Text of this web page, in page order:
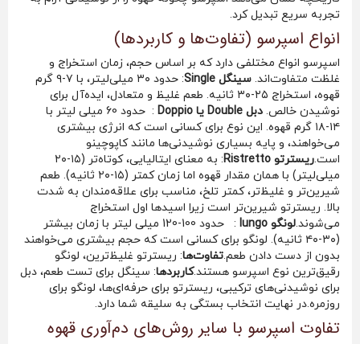
تجربه سریع تبدیل کرد.
انواع اسپرسو (تفاوت‌ها و کاربردها)
اسپرسو انواع مختلفی دارد که بر اساس حجم، زمان استخراج و
غلظت متفاوت‌اند. سینگل Single
: حدود ۳۰ میلی‌لیتر، با ۷-۹ گرم
قهوه، استخراج ۲۵-۳۰ ثانیه. طعم غلیظ و متعادل، ایده‌آل برای
نوشیدن خالص. دبل Double یا Doppio
: حدود 60 میلی لیتر با
۱۴-۱۸ گرم قهوه. این نوع برای کسانی است که انرژی بیشتری
می‌خواهند، و پایه بسیاری نوشیدنی‌ها مانند کاپوچینو
است.ریسترتو Ristretto
: به معنای ایتالیایی، کوتاه‌تر (۱۵-۲۰
میلی‌لیتر) با همان مقدار قهوه اما زمان کمتر (۱۵-۲۰ ثانیه). طعم
شیرین‌تر و غلیظ‌تر، کمتر تلخ، مناسب برای علاقه‌مندان به شدت
بالا. ریسترتو شیرین‌تر است زیرا اسیدها اول استخراج
می‌شوند.لونگو lungo
: حدود 100-120 میلی لیتر با زمان بیشتر
(۳۰-۴۰ ثانیه). لونگو برای کسانی است که حجم بیشتری می‌خواهند
بدون از دست دادن طعم.تفاوت‌ها: ریسترتو غلیظ‌ترین، لونگو
رقیق‌ترین نوع اسپرسو هستند.کاربردها: سینگل برای تست طعم، دبل
برای نوشیدنی‌های ترکیبی، ریسترتو برای حرفه‌ای‌ها، لونگو برای
روزمره.در نهایت انتخاب بستگی به سلیقه شما دارد.
تفاوت اسپرسو با سایر روش‌های دم‌آوری قهوه